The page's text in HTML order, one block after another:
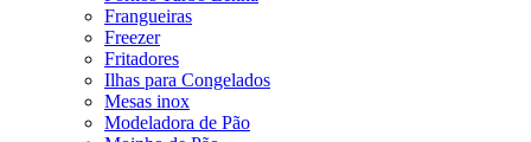
Frangueiras
Freezer
Fritadores
Ilhas para Congelados
Mesas inox
Modeladora de Pão